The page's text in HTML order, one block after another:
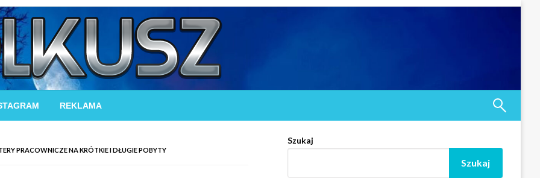
REKLAMA
PRACOWNICZE NA KRÓTKIE I DŁUGIE POBYTY
Szukaj
Szukaj